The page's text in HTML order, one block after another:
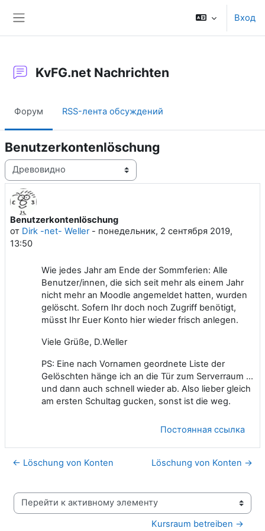
Вход
KvFG.net Nachrichten
Форум RSS-лента обсуждений
Benutzerkontenlöschung
Режим отображения
Benutzerkontenlöschung
от Dirk -net- Weller- понедельник, 2 сентября 2019,
13:50
Количество ответов: 0
Wie jedes Jahr am Ende der Sommferien: Alle
Benutzer/innen, die sich seit mehr als einem Jahr
nicht mehr an Moodle angemeldet hatten, wurden
gelöscht. Sofern Ihr doch noch Zugriff benötigt,
müsst Ihr Euer Konto hier wieder frisch anlegen.
Viele Grüße, D.Weller
PS: Eine nach Vornamen geordnete Liste der
Gelöschten hänge ich an die Tür zum Serverraum ...
und dann auch schnell wieder ab. Also lieber gleich
am ersten Schultag gucken, sonst ist die weg.
Постоянная ссылка
← Löschung von Konten Löschung von Konten →
Перейти к активному элементу
Kursraum betreiben →